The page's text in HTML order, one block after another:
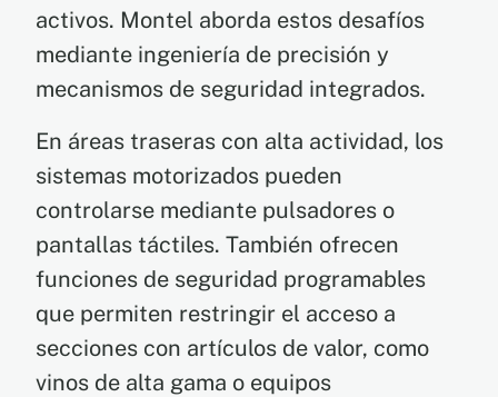
activos. Montel aborda estos desafíos
mediante ingeniería de precisión y
mecanismos de seguridad integrados.
En áreas traseras con alta actividad, los
sistemas motorizados pueden
controlarse mediante pulsadores o
pantallas táctiles. También ofrecen
funciones de seguridad programables
que permiten restringir el acceso a
secciones con artículos de valor, como
vinos de alta gama o equipos